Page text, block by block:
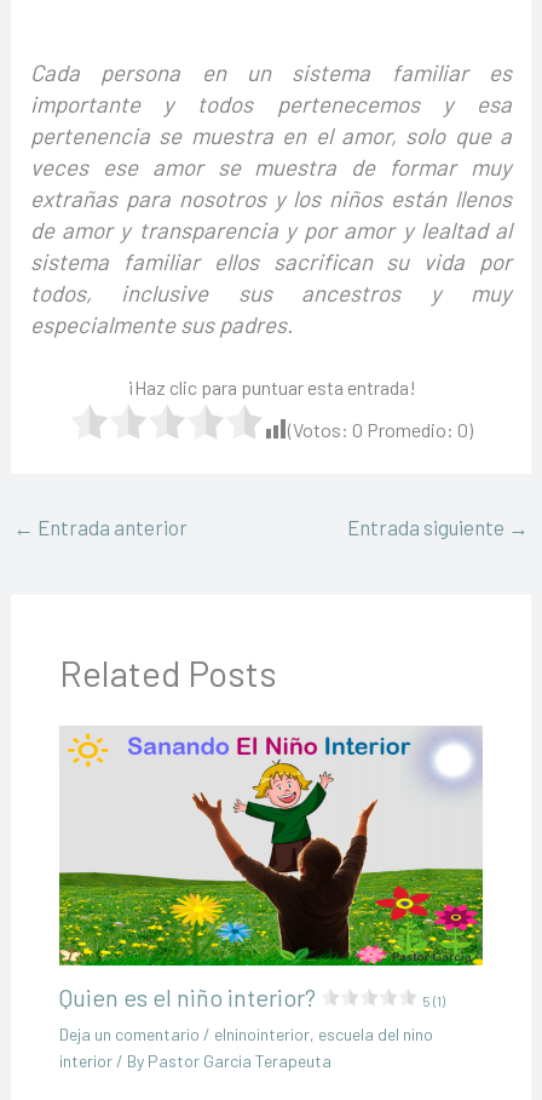
Cada persona en un sistema familiar es
importante y todos pertenecemos y esa
pertenencia se muestra en el amor, solo que a
veces ese amor se muestra de formar muy
extrañas para nosotros y los niños están llenos
de amor y transparencia y por amor y lealtad al
sistema familiar ellos sacrifican su vida por
todos, inclusive sus ancestros y muy
especialmente sus padres.
¡Haz clic para puntuar esta entrada!
(Votos: 0 Promedio: 0)
← Entrada anterior Entrada siguiente →
Related Posts
Quien es el niño interior? 5 (1)
Deja un comentario / elninointerior, escuela del nino
interior/ By Pastor Garcia Terapeuta